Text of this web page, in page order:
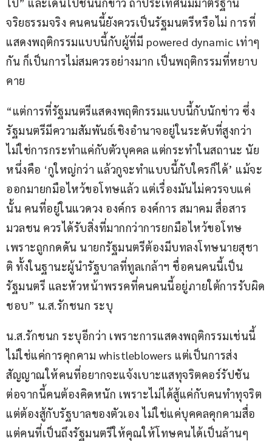
ไป” และเดินไปชนนักข่าว ถ้าประเทศนี้มีมาตรฐาน
จริยธรรมจริง คนคนนี้ยังควรเป็นรัฐมนตรีหรือไม่ การที่
แสดงพฤติกรรมแบบนี้กับผู้ที่มี powered dynamic เท่าๆ
กัน ก็เป็นการไม่สมควรอย่างมาก เป็นพฤติกรรมที่หยาบ
คาย
“แต่การที่รัฐมนตรีแสดงพฤติกรรมแบบนี้กับนักข่าว ซึ่ง
รัฐมนตรีมีความสัมพันธ์เชิงอำนาจอยู่ในระดับที่สูงกว่า
ไม่ใช่การกระทำแค่กับตัวบุคคล แต่กระทำในสถานะ นัย
หนึ่งคือ ‘กูใหญ่กว่า แล้วกูจะทำแบบนี้กับใครก็ได้’ แม้จะ
ออกมายกมือไหว้ขอโทษแล้ว แต่เรื่องมันไม่ควรจบแค่
นั้น คนที่อยู่ในแวดวง องค์กร องค์การ สมาคม สื่อสาร
มวลชน ควรได้รับสิ่งที่มากกว่าการยกมือไหว้ขอโทษ
เพราะถูกกดดัน นายกรัฐมนตรีต้องมีบทลงโทษนายสุชา
ติ ทั้งในฐานะผู้นำรัฐบาลที่ทูลเกล้าฯ ชื่อคนคนนี้เป็น
รัฐมนตรี และหัวหน้าพรรคที่คนคนนี้อยู่ภายใต้การรับผิด
ชอบ” น.ส.รักชนก ระบุ
น.ส.รักชนก ระบุอีกว่า เพราะการแสดงพฤติกรรมเช่นนี้
ไม่ใช่แค่การคุกคาม whistleblowers แต่เป็นการส่ง
สัญญาณให้คนที่อยากจะแจ้งเบาะแสทุจริตคอร์รัปชัน
ต่อจากนี้คนต้องคิดหนัก เพราะไม่ได้สู้แค่กับคนทำทุจริต
แต่ต้องสู้กับรัฐบาลของตัวเอง ไม่ใช่แค่บุคคลคุกคามสื่อ
แต่คนที่เป็นถึงรัฐมนตรีให้คุณให้โทษคนได้เป็นล้านๆ